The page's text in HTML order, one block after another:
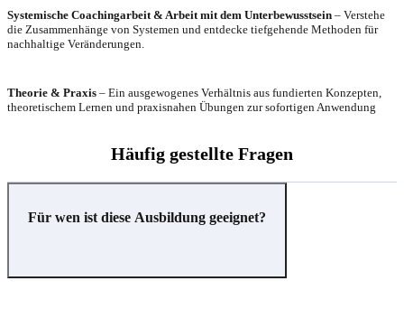
Systemische Coachingarbeit & Arbeit mit dem Unterbewusstsein – Verstehe
die Zusammenhänge von Systemen und entdecke tiefgehende Methoden für
nachhaltige Veränderungen.
Theorie & Praxis – Ein ausgewogenes Verhältnis aus fundierten Konzepten,
theoretischem Lernen und praxisnahen Übungen zur sofortigen Anwendung
Häufig gestellte Fragen
Für wen ist diese Ausbildung geeignet?